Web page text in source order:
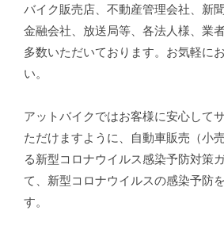
バイク販売店、不動産管理会社、新
金融会社、放送局等、各法人様、業
多数いただいております。お気軽に
い。
アットバイクではお客様に安心して
ただけますように、自動車販売（小
る新型コロナウイルス感染予防対策
て、新型コロナウイルスの感染予防
す。